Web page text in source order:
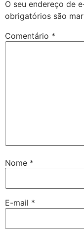
O seu endereço de
obrigatórios são
Comentário *
Nome *
E-mail *